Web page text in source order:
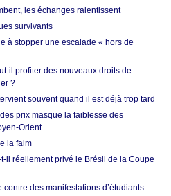
les échanges ralentissent
survivants
à stopper une escalade « hors de
il profiter des nouveaux droits de
?
souvent quand il est déjà trop tard
prix masque la faiblesse des
Orient
la faim
il réellement privé le Brésil de la Coupe
des manifestations d’étudiants